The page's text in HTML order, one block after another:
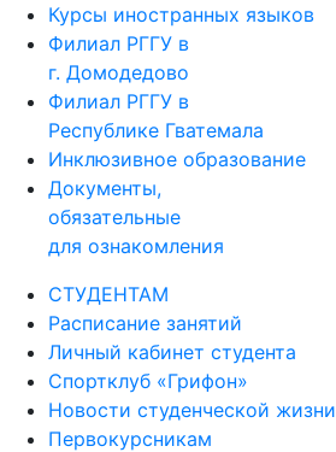
Курсы иностранных языков
Филиал РГГУ в
г. Домодедово
Филиал РГГУ в
Республике Гватемала
Инклюзивное образование
Документы,
обязательные
для ознакомления
СТУДЕНТАМ
Расписание занятий
Личный кабинет студента
Спортклуб «Грифон»
Новости студенческой жизни
Первокурсникам